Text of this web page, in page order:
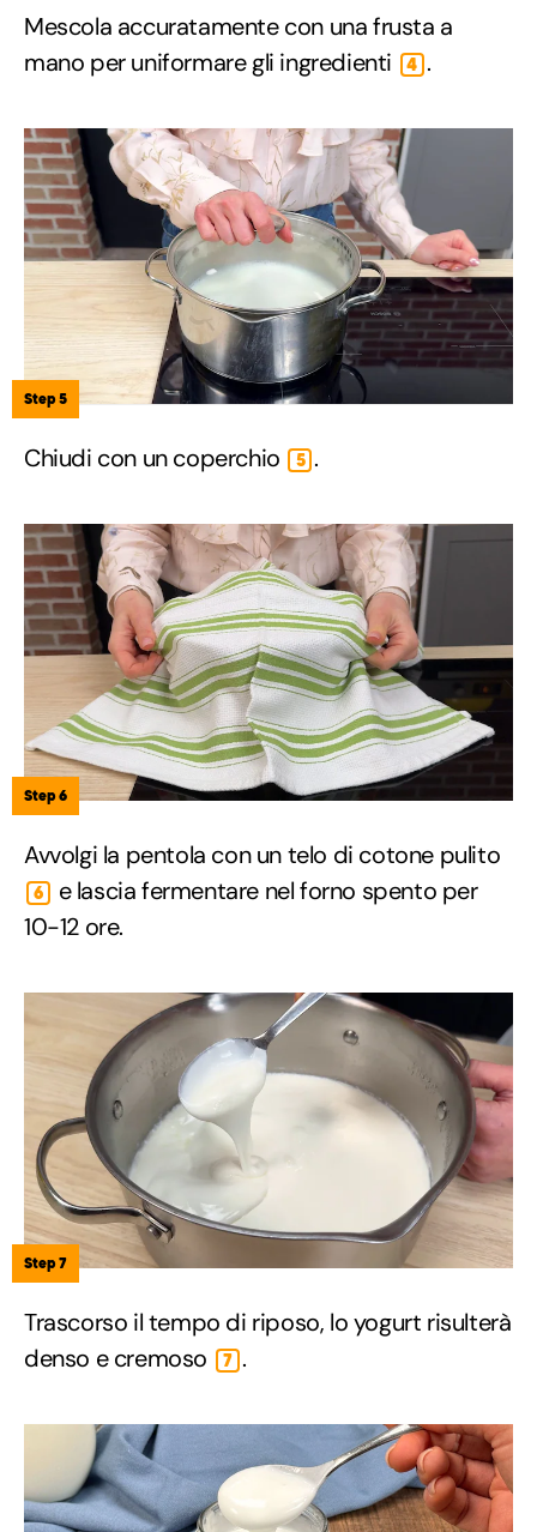
Mescola accuratamente con una frusta a
mano per uniformare gli ingredienti
4 .
Step 5
Chiudi con un coperchio 5 .
Step 6
Avvolgi la pentola con un telo di cotone pulito
6
e lascia fermentare nel forno spento per
10-12 ore.
Step 7
Trascorso il tempo di riposo, lo yogurt risulterà
denso e cremoso
7 .